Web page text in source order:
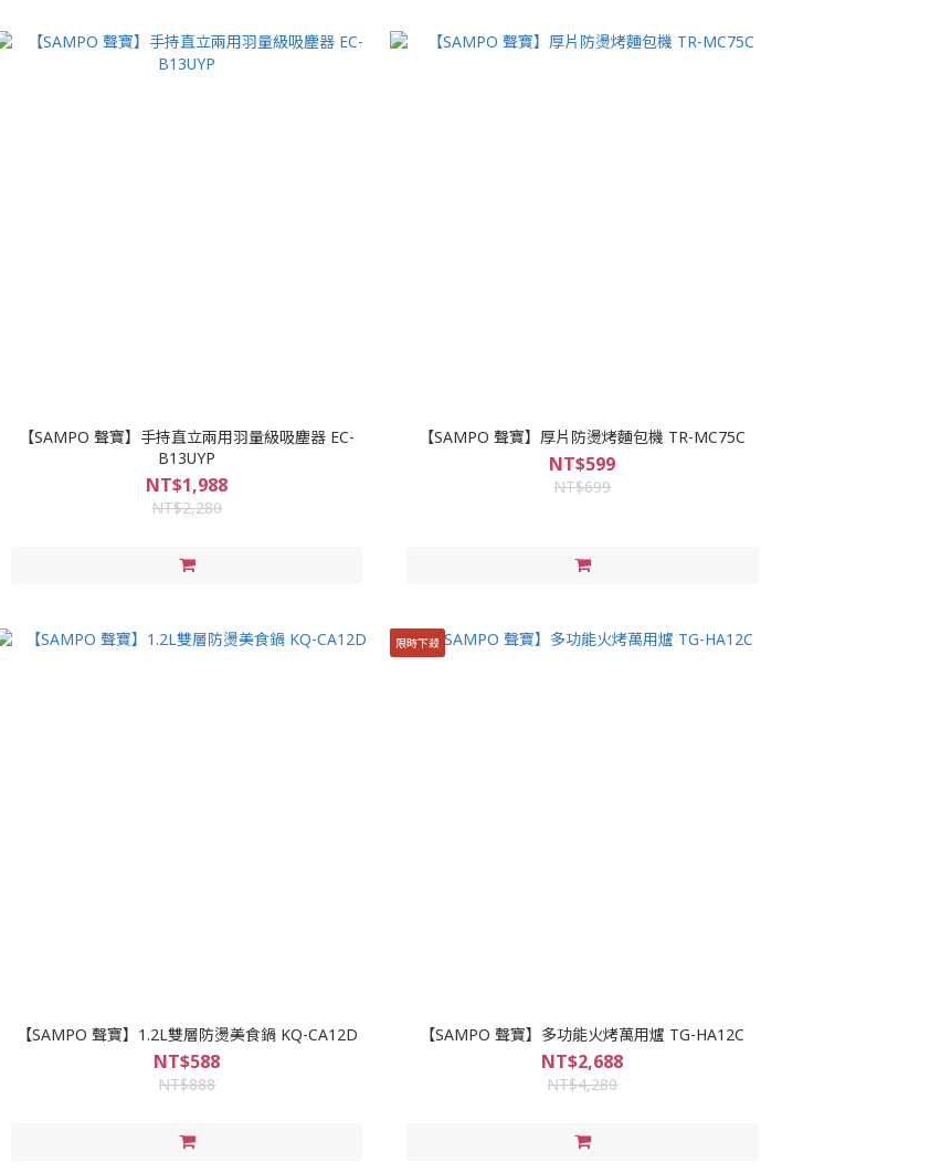
【SAMPO 聲寶】手持直立兩用羽量級吸塵器 EC-
B13UYP
NT$1,988
NT$2,280
【SAMPO 聲寶】厚片防燙烤麵包機 TR-MC75C
NT$599
NT$699
【SAMPO 聲寶】1.2L雙層防燙美食鍋 KQ-CA12D
NT$588
NT$888
限時下殺
【SAMPO 聲寶】多功能火烤萬用爐 TG-HA12C
NT$2,688
NT$4,280